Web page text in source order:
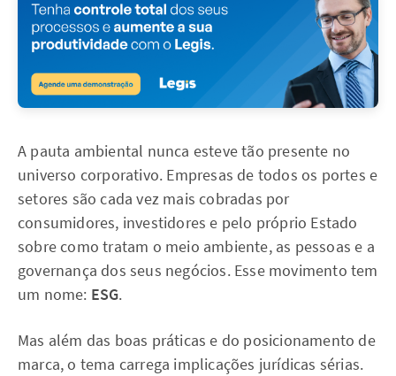
A pauta ambiental nunca esteve tão presente no
universo corporativo. Empresas de todos os portes e
setores são cada vez mais cobradas por
consumidores, investidores e pelo próprio Estado
sobre como tratam o meio ambiente, as pessoas e a
governança dos seus negócios. Esse movimento tem
um nome: ESG.
Mas além das boas práticas e do posicionamento de
marca, o tema carrega implicações jurídicas sérias.